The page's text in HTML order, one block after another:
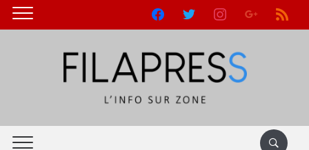
facebooktwitter instagramgoogle rss